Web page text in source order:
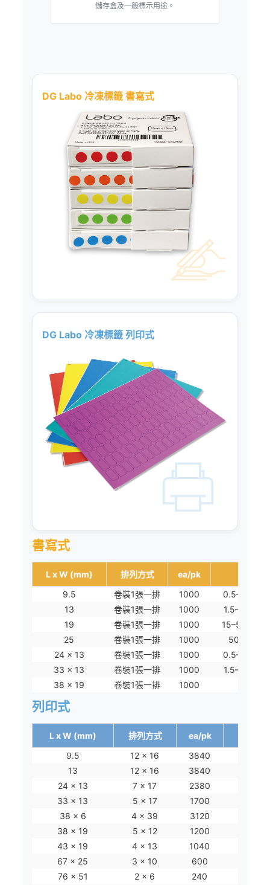
儲存盒及一般標示用途。
DG Labo 冷凍標籤 書寫式
DG Labo 冷凍標籤 列印式
書寫式
L x W (mm) 排列方式 ea/pk
9.5
卷裝1張一排 1000
0.5–2ml 離
13
卷裝1張一排 1000
1.5–2ml 離
19
卷裝1張一排 1000
15–50ml 離
25
卷裝1張一排 1000
50ml 離心
24 x 13
卷裝1張一排 1000
0.5–2ml 離
33 x 13
卷裝1張一排 1000
1.5–2ml 離
38 x 19
卷裝1張一排 1000
列印式
L x W (mm) 排列方式 ea/pk
9.5
12 x 16 3840
13
12 x 16 3840
24 x 13
7 x 17 2380
33 x 13
5 x 17 1700
38 x 6
4 x 39 3120
38 x 19
5 x 12 1200
43 x 19
4 x 13 1040
67 x 25
3 x 10 600
76 x 51
2 x 6 240